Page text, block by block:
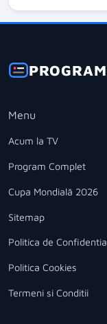
Menu
Acum la TV
Program Complet
Cupa Mondială 2026
Sitemap
Politica de
Politica Cookies
Termeni si Conditii